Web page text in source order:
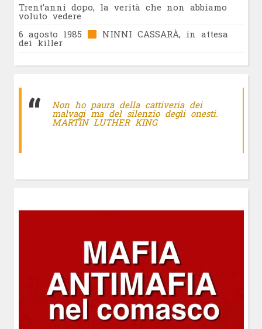
Trent’anni dopo, la verità che non abbiamo
voluto vedere
6 agosto 1985
NINNI CASSARÀ, in attesa
dei killer
Non ho paura della cattiveria dei
malvagi ma del silenzio degli onesti.
MARTIN LUTHER KING